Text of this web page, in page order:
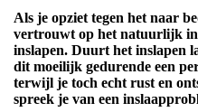
Als je opziet tegen het naar
vertrouwt op het natuurlijk
inslapen. Duurt het inslapen
dit moeilijk gedurende een
terwijl je toch echt rust en
spreek je van een